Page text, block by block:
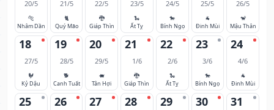
20/5
🐅
Nhâm Dần
21/5
🐈
Quý Mão
22/5
🐉
Giáp Thìn
23/5
🐍
Ất Tỵ
24/5
🐎
Bính Ngọ
25/5
🐐
Đinh Mùi
26/5
🐒
Mậu Thân
18
27/5
🐓
Kỷ Dậu
19
28/5
🐕
Canh Tuất
20
29/5
🐖
Tân Hợi
21
1/6
🐉
Giáp Thìn
22
2/6
🐍
Ất Tỵ
23
3/6
🐎
Bính Ngọ
24
4/6
🐐
Đinh Mùi
25 26 27 28 29 30 31